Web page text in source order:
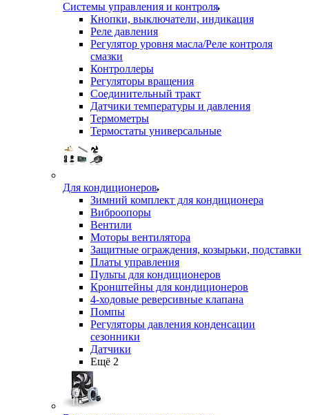
Системы управления и контроля
Кнопки, выключатели, индикация
Реле давления
Регулятор уровня масла/Реле контроля
смазки
Контроллеры
Регуляторы вращения
Соединительный тракт
Датчики температуры и давления
Термометры
Термостаты универсальные
Для кондиционеров
Зимний комплект для кондиционера
Виброопоры
Вентили
Моторы вентилятора
Защитные ограждения, козырьки, подставки
Платы управления
Пульты для кондиционеров
Кронштейны для кондиционеров
4-ходовые реверсивные клапана
Помпы
Регуляторы давления конденсации
сезонники
Датчики
Ещё 2